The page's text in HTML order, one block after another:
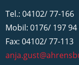
Tel.: 04102/ 77-166
Mobil: 0176/ 197 94
Fax: 04102/ 77-113